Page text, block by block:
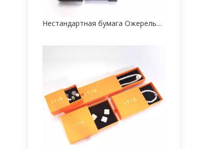
Нестандартная бумага Ожерелье Коробка Fabricante